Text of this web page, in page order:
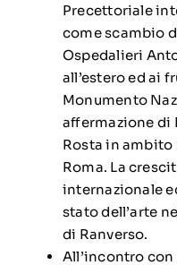
Precettoriale
come scambio
Ospedalieri
all’estero ed ai
Monumento
affermazione di
Rosta in ambito
Roma. La
internazionale
stato dell’arte
di Ranverso.
All’incontro